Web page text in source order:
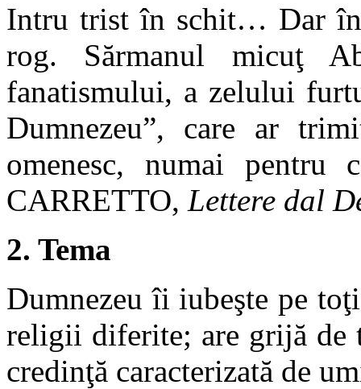
Intru trist în schit… Dar în
rog. Sărmanul micuţ
fanatismului, a zelului
Dumnezeu”, care ar
omenesc, numai
CARRETTO, Lettere dal
2. Tema
Dumnezeu îi iubeşte pe
religii diferite; are grijă de
credinţă caracterizată de